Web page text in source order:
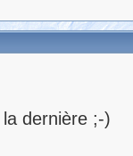
dernière ;-)